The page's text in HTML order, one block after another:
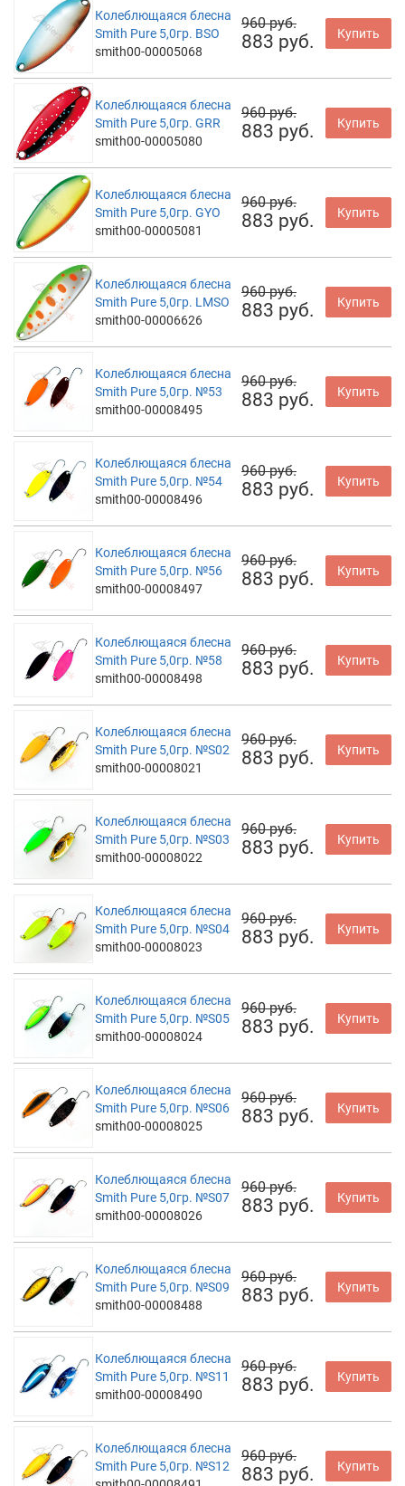
Колеблющаяся блесна
Smith Pure 5,0гр. BSO
smith00-00005068
960 руб.
883 руб. Купить
Колеблющаяся блесна
Smith Pure 5,0гр. GRR
smith00-00005080
960 руб.
883 руб. Купить
Колеблющаяся блесна
Smith Pure 5,0гр. GYO
smith00-00005081
960 руб.
883 руб. Купить
Колеблющаяся блесна
Smith Pure 5,0гр. LMSO
smith00-00006626
960 руб.
883 руб. Купить
Колеблющаяся блесна
Smith Pure 5,0гр. №53
smith00-00008495
960 руб.
883 руб. Купить
Колеблющаяся блесна
Smith Pure 5,0гр. №54
smith00-00008496
960 руб.
883 руб. Купить
Колеблющаяся блесна
Smith Pure 5,0гр. №56
smith00-00008497
960 руб.
883 руб. Купить
Колеблющаяся блесна
Smith Pure 5,0гр. №58
smith00-00008498
960 руб.
883 руб. Купить
Колеблющаяся блесна
Smith Pure 5,0гр. №S02
smith00-00008021
960 руб.
883 руб. Купить
Колеблющаяся блесна
Smith Pure 5,0гр. №S03
smith00-00008022
960 руб.
883 руб. Купить
Колеблющаяся блесна
Smith Pure 5,0гр. №S04
smith00-00008023
960 руб.
883 руб. Купить
Колеблющаяся блесна
Smith Pure 5,0гр. №S05
smith00-00008024
960 руб.
883 руб. Купить
Колеблющаяся блесна
Smith Pure 5,0гр. №S06
smith00-00008025
960 руб.
883 руб. Купить
Колеблющаяся блесна
Smith Pure 5,0гр. №S07
smith00-00008026
960 руб.
883 руб. Купить
Колеблющаяся блесна
Smith Pure 5,0гр. №S09
smith00-00008488
960 руб.
883 руб. Купить
Колеблющаяся блесна
Smith Pure 5,0гр. №S11
smith00-00008490
960 руб.
883 руб. Купить
Колеблющаяся блесна
Smith Pure 5,0гр. №S12
960 руб.
883 руб. Купить